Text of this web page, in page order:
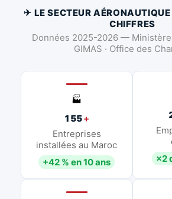
✈ LE SECTEUR
CHIFFRES
Données 2025-2026 — Ministère
GIMAS · Office des
🏭
155+
Entreprises
installées au Maroc
+42 % en 10 ans
×2